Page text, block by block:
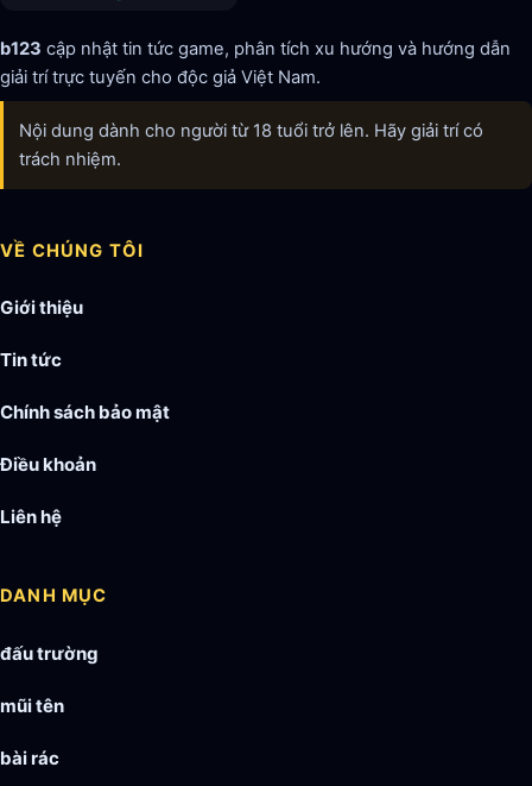
b123 cập nhật tin tức game, phân tích xu hướng và hướng dẫn
giải trí trực tuyến cho độc giả Việt Nam.
Nội dung dành cho người từ 18 tuổi trở lên. Hãy giải trí có
trách nhiệm.
VỀ CHÚNG TÔI
Giới thiệu
Tin tức
Chính sách bảo mật
Điều khoản
Liên hệ
DANH MỤC
đấu trường
mũi tên
bài rác